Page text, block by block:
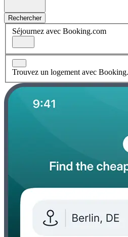
Rechercher
Séjournez avec Booking.com
Trouvez un logement avec